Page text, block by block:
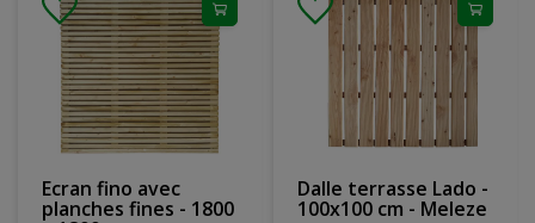
Ecran fino avec
planches fines - 1800
Dalle terrasse Lado -
100x100 cm - Meleze